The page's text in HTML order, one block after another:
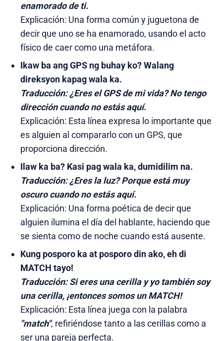
enamorado de ti.
Explicación: Una forma común y juguetona de
decir que uno se ha enamorado, usando el acto
físico de caer como una metáfora.
Ikaw ba ang GPS ng buhay ko? Walang
direksyon kapag wala ka.
Traducción:¿Eres el GPS de mi vida? No tengo
dirección cuando no estás aquí.
Explicación: Esta línea expresa lo importante que
es alguien al compararlo con un GPS, que
proporciona dirección.
Ilaw ka ba? Kasi pag wala ka, dumidilim na.
Traducción:¿Eres la luz? Porque está muy
oscuro cuando no estás aquí.
Explicación: Una forma poética de decir que
alguien ilumina el día del hablante, haciendo que
se sienta como de noche cuando está ausente.
Kung posporo ka at posporo din ako, eh di
MATCH tayo!
Traducción:Si eres una cerilla y yo también soy
una cerilla, ¡entonces somos un MATCH!
Explicación: Esta línea juega con la palabra
"match", refiriéndose tanto a las cerillas como a
ser una pareja perfecta.